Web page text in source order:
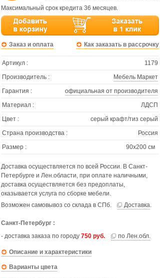
Максимальный срок кредита 36 месяцев.
Заказ и оплата Как заказать в рассрочку
Артикул :
1179
Производитель :
Мебель Маркет
Гарантия :
официальная от производителя
Материал :
ЛДСП
Цвет :
серый крафт/тиз серый
Страна производства :
Россия
Размер :
90х200 см
Доставка осуществляется по всей России. В Санкт-
Петербурге и Лен.области, при оплате наличными,
доставка осуществляется без предоплаты,
оказывается услуга по сборке мебели.
Возможен самовывоз со склада в СПб.
Доставка.
Санкт-Петербург :
- доставка заказа по городу 750 руб. по Лен.обл.
Описание и характеристики
Варианты цвета